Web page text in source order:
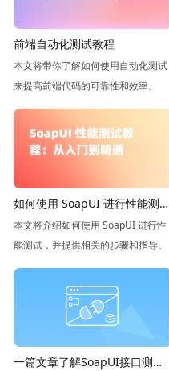
前端自动化测试教程
本文将带你了解如何使用自动化测试
来提高前端代码的可靠性和效率。
如何使用 SoapUI 进行性能测
试？
本文将介绍如何使用 SoapUI 进行性
能测试，并提供相关的步骤和指导。
一篇文章了解SoapUI接口测试